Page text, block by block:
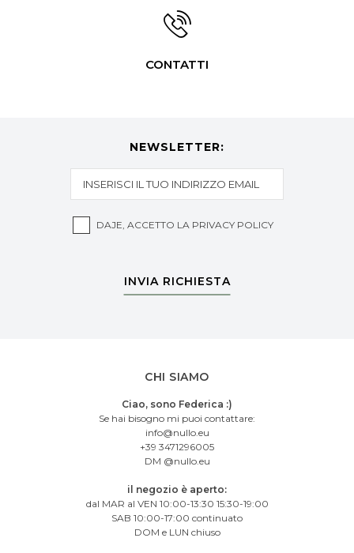
CONTATTI
NEWSLETTER:
DAJE, ACCETTO LA PRIVACY POLICY
INVIA RICHIESTA
CHI SIAMO
Ciao, sono Federica :)
Se hai bisogno mi puoi contattare:
info@nullo.eu
+39 3471296005
DM @nullo.eu
il negozio è aperto:
dal MAR al VEN 10:00-13:30 15:30-19:00
SAB 10:00-17:00 continuato
DOM e LUN chiuso